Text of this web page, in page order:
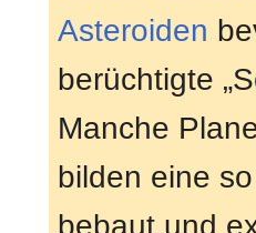
Asteroiden
berüchtigte
Manche
bilden eine
bebaut und